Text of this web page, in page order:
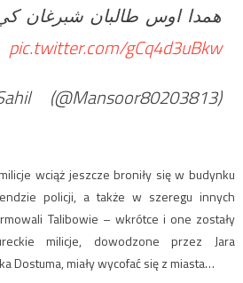
همدا اوس طالبان شبرغان
pic.twitter.com/gCq4d3uBkw
(@Mansoor80203813)
wciąż jeszcze broniły się w budynku
policji, a także w szeregu innych
Talibowie – wkrótce i one zostały
milicje, dowodzone przez Jara
Dostuma, miały wycofać się z miasta…